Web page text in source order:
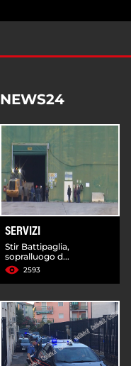
NEWS24
SERVIZI
Stir Battipaglia,
sopralluogo d...
2593